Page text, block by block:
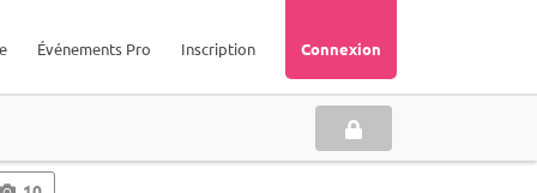
Connexion
Inscription
Événements Pro